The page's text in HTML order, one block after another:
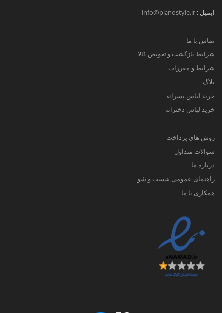
ایمیل : info@pianostyle.ir
تماس با ما
شرایط بازگشت و تعویض کالا
شرایط و مقررات
بلاگ
خرید لباس پسرانه
خرید لباس دخترانه
روش های پرداخت
سوالات متداول
درباره ما
راهنمای عمومی شست و شو
همکاری با ما